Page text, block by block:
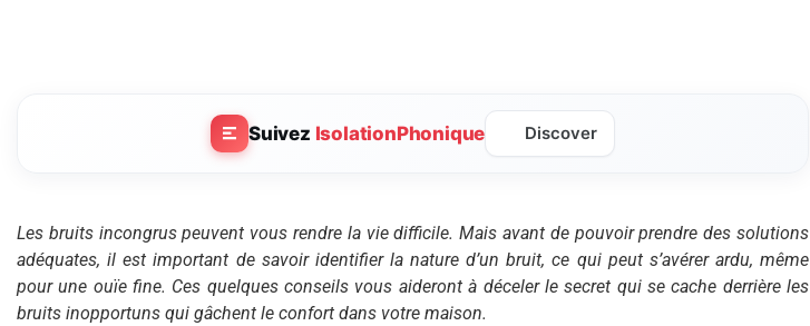
Suivez IsolationPhonique Discover
Les bruits incongrus peuvent vous rendre la vie difficile. Mais avant de pouvoir prendre des solutions
adéquates, il est important de savoir identifier la nature d’un bruit, ce qui peut s’avérer ardu, même
pour une ouïe fine. Ces quelques conseils vous aideront à déceler le secret qui se cache derrière les
bruits inopportuns qui gâchent le confort dans votre maison.